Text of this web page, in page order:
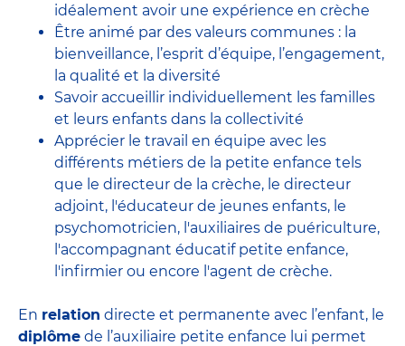
idéalement avoir une expérience en crèche
Être animé par des valeurs communes : la
bienveillance, l’esprit d’équipe, l’engagement,
la qualité et la diversité
Savoir accueillir individuellement les familles
et leurs enfants dans la collectivité
Apprécier le travail en équipe avec les
différents métiers de la petite enfance tels
que le directeur de la crèche, le directeur
adjoint, l'éducateur de jeunes enfants, le
psychomotricien, l'auxiliaires de puériculture,
l'accompagnant éducatif petite enfance,
l'infirmier ou encore l'agent de crèche.
En relation directe et permanente avec l’enfant, le
diplôme de l’auxiliaire petite enfance lui permet